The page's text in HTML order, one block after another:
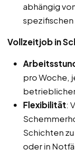
abhängig
Vollzeitjob in
pro Woche,
Flexibilität:
Schichten
oder in